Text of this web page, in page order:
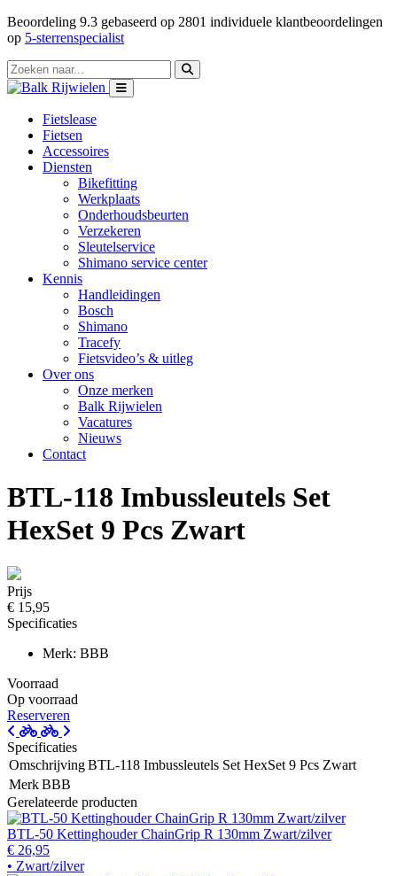
Beoordeling 9.3 gebaseerd op 2801 individuele klantbeoordelingen
op 5-sterrenspecialist
Fietslease
Fietsen
Accessoires
Diensten
Bikefitting
Werkplaats
Onderhoudsbeurten
Verzekeren
Sleutelservice
Shimano service center
Kennis
Handleidingen
Bosch
Shimano
Tracefy
Fietsvideo’s & uitleg
Over ons
Onze merken
Balk Rijwielen
Vacatures
Nieuws
Contact
BTL-118 Imbussleutels Set
HexSet 9 Pcs Zwart
Prijs
€ 15,95
Specificaties
Merk: BBB
Voorraad
Op voorraad
Reserveren
Specificaties
OmschrijvingBTL-118 Imbussleutels Set HexSet 9 Pcs Zwart
MerkBBB
Gerelateerde producten
BTL-50 Kettinghouder ChainGrip R 130mm Zwart/zilver
€ 26,95
• Zwart/zilver